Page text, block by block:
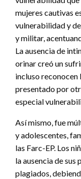
mujeres cautivas
vulnerabilidad y
y militar,
La ausencia de
orinar creó un
incluso
presentado por
especial
Así mismo, fue
y adolescentes,
las Farc-EP. Los
la ausencia de sus
plagiados,